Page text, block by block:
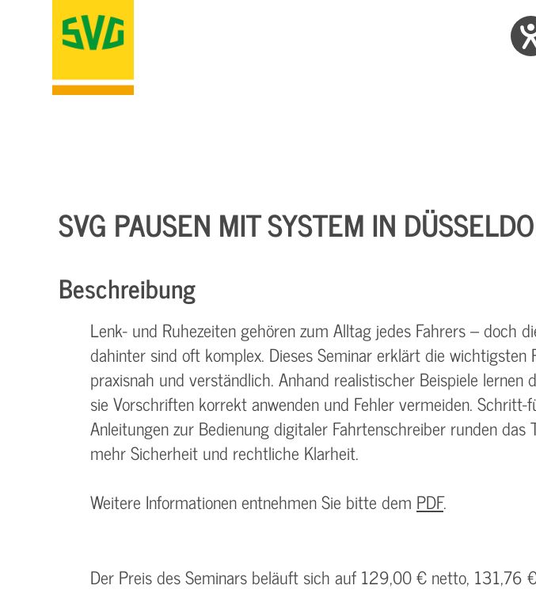
SVG PAUSEN MIT SYSTEM IN
Beschreibung
Lenk- und Ruhezeiten gehören zum Alltag jedes Fahrers – doch
dahinter sind oft komplex. Dieses Seminar erklärt die wichtigsten
praxisnah und verständlich. Anhand realistischer Beispiele lernen
sie Vorschriften korrekt anwenden und Fehler vermeiden.
Anleitungen zur Bedienung digitaler Fahrtenschreiber runden
mehr Sicherheit und rechtliche Klarheit.
Weitere Informationen entnehmen Sie bitte dem PDF.
Der Preis des Seminars beläuft sich auf 129,00 € netto, 131,76